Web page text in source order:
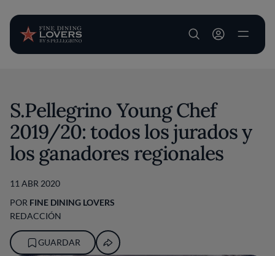
User account
S.Pellegrino Young Chef
2019/20: todos los jurados y
los ganadores regionales
11 ABR 2020
POR FINE DINING LOVERS
REDACCIÓN
GUARDAR